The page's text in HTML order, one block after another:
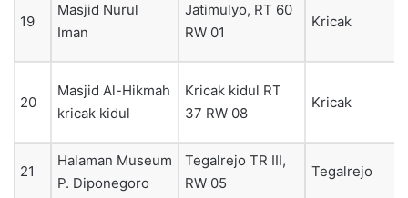
19
Masjid Nurul
Iman
Jatimulyo, RT 60
RW 01
Kricak
20
Masjid Al-Hikmah
kricak kidul
Kricak kidul RT
37 RW 08
Kricak
21
Halaman Museum
P. Diponegoro
Tegalrejo TR III,
RW 05
Tegalrejo